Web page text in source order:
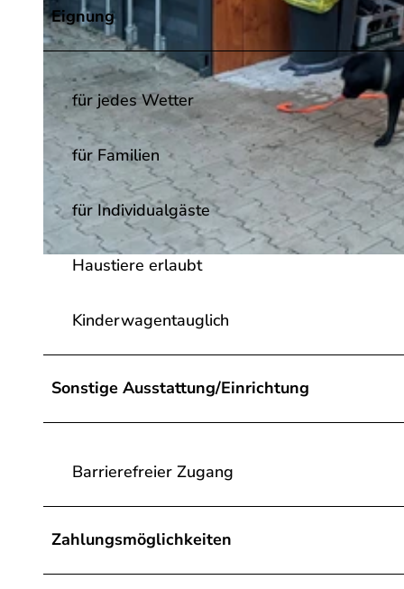
CC-BY-SA
Eignung
für jedes Wetter
für Familien
für Individualgäste
Haustiere erlaubt
Kinderwagentauglich
Sonstige Ausstattung/Einrichtung
Barrierefreier Zugang
Zahlungsmöglichkeiten